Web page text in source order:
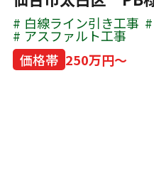
白線ライン引き工事
アスファルト工事
価格帯 250万円～